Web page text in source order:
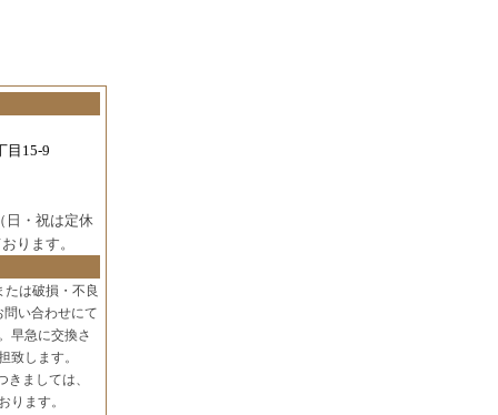
15-9
日・祝は定休
ります。
は破損・不良
い合わせにて
早急に交換さ
致します。
ましては、
ります。